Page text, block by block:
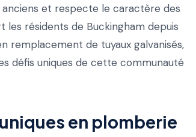
et respecte le caractère des
les résidents de Buckingham depuis
remplacement de tuyaux galvanisés,
défis uniques de cette communauté
en plomberie